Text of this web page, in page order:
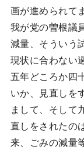
画が進められて
我が党の曽根議
減量、そういう
現状に合わない
五年どころか四
いか、見直しを
まして、そして
直しをされたの
来、ごみの減量